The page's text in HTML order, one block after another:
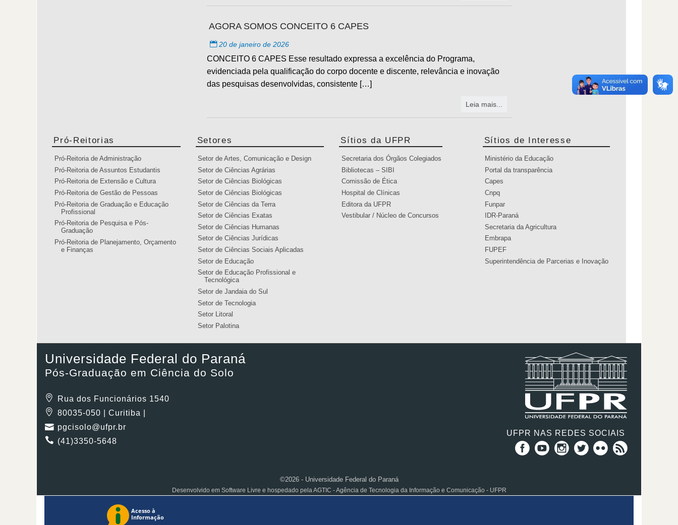
AGORA SOMOS CONCEITO 6 CAPES
20 de janeiro de 2026
CONCEITO 6 CAPES Esse resultado expressa a excelência do Programa,
evidenciada pela qualificação do corpo docente e discente, relevância e inovação
das pesquisas desenvolvidas, consistente […]
Leia mais...
Pró-Reitorias
Pró-Reitoria de Administração
Pró-Reitoria de Assuntos Estudantis
Pró-Reitoria de Extensão e Cultura
Pró-Reitoria de Gestão de Pessoas
Pró-Reitoria de Graduação e Educação
Profissional
Pró-Reitoria de Pesquisa e Pós-
Graduação
Pró-Reitoria de Planejamento, Orçamento
e Finanças
Setores
Setor de Artes, Comunicação e Design
Setor de Ciências Agrárias
Setor de Ciências Biológicas
Setor de Ciências Biológicas
Setor de Ciências da Terra
Setor de Ciências Exatas
Setor de Ciências Humanas
Setor de Ciências Jurídicas
Setor de Ciências Sociais Aplicadas
Setor de Educação
Setor de Educação Profissional e
Tecnológica
Setor de Jandaia do Sul
Setor de Tecnologia
Setor Litoral
Setor Palotina
Sítios da UFPR
Secretaria dos Órgãos Colegiados
Bibliotecas – SIBI
Comissão de Ética
Hospital de Clínicas
Editora da UFPR
Vestibular / Núcleo de Concursos
Sítios de Interesse
Ministério da Educação
Portal da transparência
Capes
Cnpq
Funpar
IDR-Paraná
Secretaria da Agricultura
Embrapa
FUPEF
Superintendência de Parcerias e Inovação
Universidade Federal do Paraná
Pós-Graduação em Ciência do Solo
Rua dos Funcionários 1540
80035-050 | Curitiba |
pgcisolo@ufpr.br
(41)3350-5648
UFPR NAS REDES SOCIAIS
©2026 - Universidade Federal do Paraná
Desenvolvido em Software Livre e hospedado pela AGTIC - Agência de Tecnologia da Informação e Comunicação - UFPR